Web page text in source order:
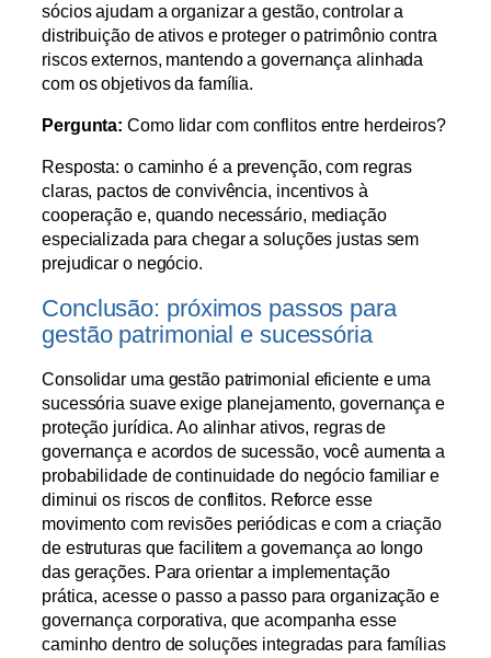
sócios ajudam a organizar a gestão, controlar a
distribuição de ativos e proteger o patrimônio contra
riscos externos, mantendo a governança alinhada
com os objetivos da família.
Pergunta: Como lidar com conflitos entre herdeiros?
Resposta: o caminho é a prevenção, com regras
claras, pactos de convivência, incentivos à
cooperação e, quando necessário, mediação
especializada para chegar a soluções justas sem
prejudicar o negócio.
Conclusão: próximos passos para
gestão patrimonial e sucessória
Consolidar uma gestão patrimonial eficiente e uma
sucessória suave exige planejamento, governança e
proteção jurídica. Ao alinhar ativos, regras de
governança e acordos de sucessão, você aumenta a
probabilidade de continuidade do negócio familiar e
diminui os riscos de conflitos. Reforce esse
movimento com revisões periódicas e com a criação
de estruturas que facilitem a governança ao longo
das gerações. Para orientar a implementação
prática, acesse o passo a passo para organização e
governança corporativa, que acompanha esse
caminho dentro de soluções integradas para famílias